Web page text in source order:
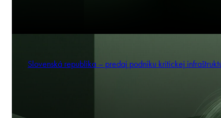
Slovenská republika – predaj podniku kritickej